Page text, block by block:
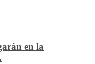
en la